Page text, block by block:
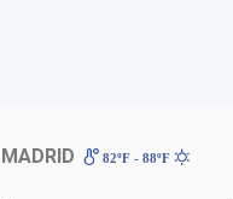
MADRID 82ºF - 88ºF